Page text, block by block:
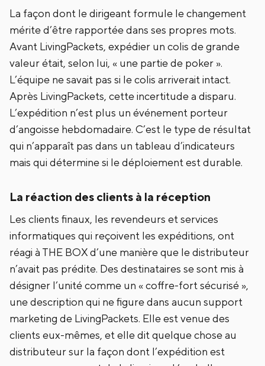
La façon dont le dirigeant formule le changement
mérite d’être rapportée dans ses propres mots.
Avant LivingPackets, expédier un colis de grande
valeur était, selon lui, « une partie de poker ».
L’équipe ne savait pas si le colis arriverait intact.
Après LivingPackets, cette incertitude a disparu.
L’expédition n’est plus un événement porteur
d’angoisse hebdomadaire. C’est le type de résultat
qui n’apparaît pas dans un tableau d’indicateurs
mais qui détermine si le déploiement est durable.
La réaction des clients à la réception
Les clients finaux, les revendeurs et services
informatiques qui reçoivent les expéditions, ont
réagi à THE BOX d’une manière que le distributeur
n’avait pas prédite. Des destinataires se sont mis à
désigner l’unité comme un « coffre-fort sécurisé »,
une description qui ne figure dans aucun support
marketing de LivingPackets. Elle est venue des
clients eux-mêmes, et elle dit quelque chose au
distributeur sur la façon dont l’expédition est